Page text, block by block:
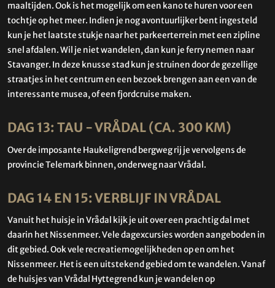
maaltijden. Ook is het mogelijk om een kano te huren voor een
tochtje op het meer. Indien je nog avontuurlijker bent ingesteld
kun je het laatste stukje naar het parkeerterrein met een zipline
snel afdalen. Wil je niet wandelen, dan kun je ferry nemen naar
Stavanger. In deze knusse stad kun je struinen door de gezellige
straatjes in het centrum en een bezoek brengen aan een van de
interessante musea, of een fjordcruise maken.
DAG 13: TAU - VRÅDAL (CA. 300 KM)
Over de imposante Haukeligrend bergweg rij je vervolgens de
provincie Telemark binnen, onderweg naar Vrådal.
DAG 14 EN 15: VERBLIJF IN VRÅDAL
Vanuit het huisje in Vrådal kijk je uit over een prachtig dal met
daarin het Nissenmeer. Vele dagexcursies worden aangeboden in
dit gebied. Ook vele recreatiemogelijkheden op en om het
Nissenmeer. Het is een uitstekend gebied om te wandelen. Vanaf
de huisjes van Vrådal Hyttegrend kun je wandelen op